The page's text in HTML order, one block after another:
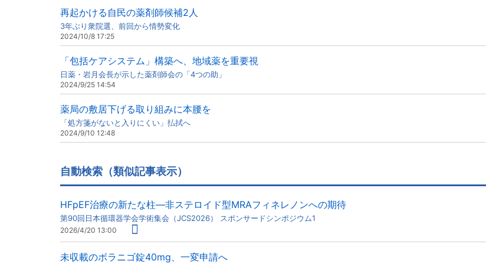
再起かける自民の薬剤師候補2人
3年ぶり衆院選、前回から情勢変化
2024/10/8 17:25
「包括ケアシステム」構築へ、地域薬を重要視
日薬・岩月会長が示した薬剤師会の「4つの助」
2024/9/25 14:54
薬局の敷居下げる取り組みに本腰を
「処方箋がないと入りにくい」払拭へ
2024/9/10 12:48
自動検索（類似記事表示）
HFpEF治療の新たな柱―非ステロイド型MRAフィネレノンへの期待
第90回日本循環器学会学術集会（JCS2026） スポンサードシンポジウム1
2026/4/20 13:00
未収載のボラニゴ錠40mg、一変申請へ